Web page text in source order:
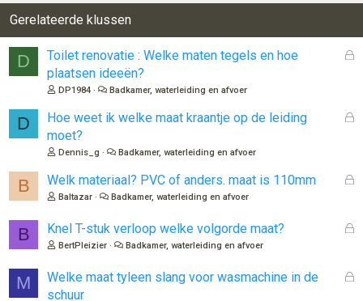
Gerelateerde klussen
D
G
o
Toilet renovatie : Welke maten tegels en hoe
plaatsen ideeën?
DP1984 Badkamer, waterleiding en afvoer
D
G
o
Hoe weet ik welke maat kraantje op de leiding
moet?
Dennis_g Badkamer, waterleiding en afvoer
B
G
n
Welk materiaal? PVC of anders. maat is 110mm
Baltazar Badkamer, waterleiding en afvoer
B
G
Knel T-stuk verloop welke volgorde maat?
BertPleizier Badkamer, waterleiding en afvoer
M
G
Welke maat tyleen slang voor wasmachine in de
schuur